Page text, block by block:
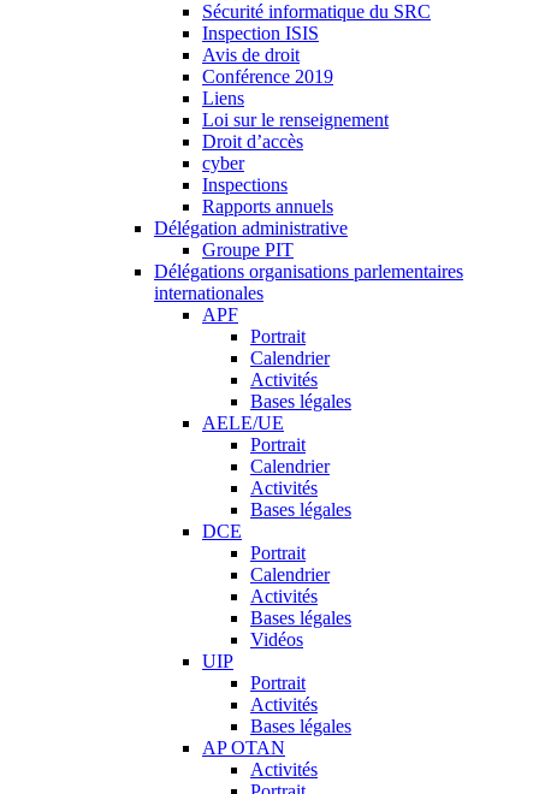
Sécurité informatique du SRC
Inspection ISIS
Avis de droit
Conférence 2019
Liens
Loi sur le renseignement
Droit d’accès
cyber
Inspections
Rapports annuels
Délégation administrative
Groupe PIT
Délégations organisations parlementaires
internationales
APF
Portrait
Calendrier
Activités
Bases légales
AELE/UE
Portrait
Calendrier
Activités
Bases légales
DCE
Portrait
Calendrier
Activités
Bases légales
Vidéos
UIP
Portrait
Activités
Bases légales
AP OTAN
Activités